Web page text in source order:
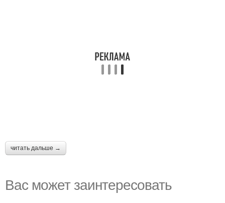
читать дальше →
Вас может заинтересовать